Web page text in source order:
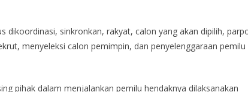
dikoordinasi, sinkronkan, rakyat, calon yang akan dipilih,
menyeleksi calon pemimpin, dan penyelenggaraan pemilu
pihak dalam menjalankan pemilu hendaknya dilaksanakan